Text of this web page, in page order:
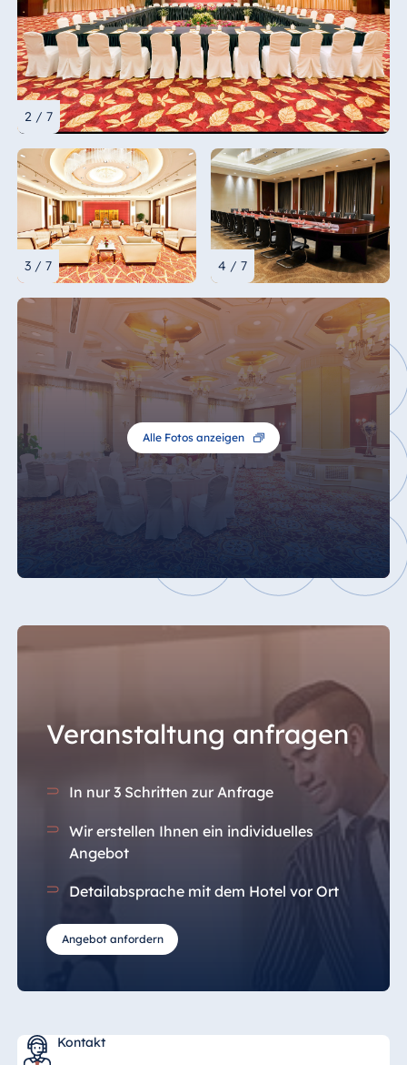
2 / 7
3 / 7 4 / 7
Alle Fotos anzeigen
Veranstaltung anfragen
In nur 3 Schritten zur Anfrage
Wir erstellen Ihnen ein individuelles
Angebot
Detailabsprache mit dem Hotel vor Ort
Angebot anfordern
Kontakt